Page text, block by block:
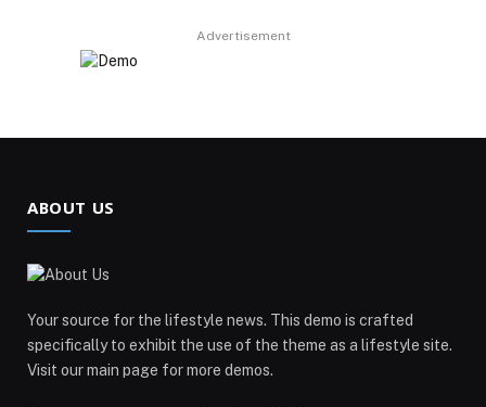
Advertisement
ABOUT US
Your source for the lifestyle news. This demo is crafted
specifically to exhibit the use of the theme as a lifestyle site.
Visit our main page for more demos.